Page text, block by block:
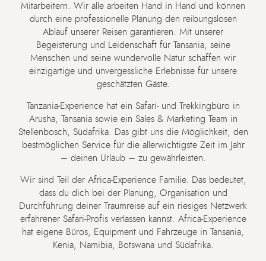
Mitarbeitern. Wir alle arbeiten Hand in Hand und können
durch eine professionelle Planung den reibungslosen
Ablauf unserer Reisen garantieren. Mit unserer
Begeisterung und Leidenschaft für Tansania, seine
Menschen und seine wundervolle Natur schaffen wir
einzigartige und unvergessliche Erlebnisse für unsere
geschätzten Gäste.
Tanzania-Experience hat ein Safari- und Trekkingbüro in
Arusha, Tansania sowie ein Sales & Marketing Team in
Stellenbosch, Südafrika. Das gibt uns die Möglichkeit, den
bestmöglichen Service für die allerwichtigste Zeit im Jahr
– deinen Urlaub – zu gewährleisten.
Wir sind Teil der Africa-Experience Familie. Das bedeutet,
dass du dich bei der Planung, Organisation und
Durchführung deiner Traumreise auf ein riesiges Netzwerk
erfahrener Safari-Profis verlassen kannst. Africa-Experience
hat eigene Büros, Equipment und Fahrzeuge in Tansania,
Kenia, Namibia, Botswana und Südafrika.